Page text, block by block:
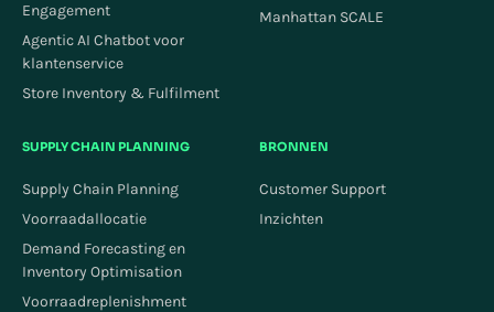
Engagement
Agentic AI Chatbot voor
klantenservice
Store Inventory & Fulfilment
Manhattan SCALE
SUPPLY CHAIN PLANNING
Supply Chain Planning
Voorraadallocatie
Demand Forecasting en
Inventory Optimisation
Voorraadreplenishment
BRONNEN
Customer Support
Inzichten